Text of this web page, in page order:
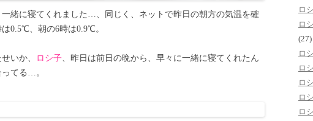
一緒に寝てくれました…、同じく、ネットで昨日の朝方の気温を確
0.5℃、朝の6時は0.9℃。
いか、 ロシ子、昨日は前日の晩から、早々に一緒に寝てくれたん
てる…。
ロ
ロ
(27)
ロ
ロ
ロ
ロ
ロ